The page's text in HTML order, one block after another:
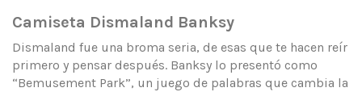
Camiseta Dismaland Banksy
Dismaland fue una broma seria, de esas que te hacen reír
primero y pensar después. Banksy lo presentó como
“Bemusement Park”, un juego de palabras que cambia la